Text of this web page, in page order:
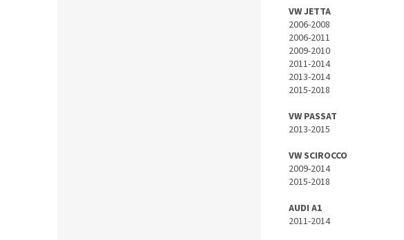
VW JETTA
2006-2008
2006-2011
2009-2010
2011-2014
2013-2014
2015-2018
VW PASSAT
2013-2015
VW SCIROCCO
2009-2014
2015-2018
AUDI A1
2011-2014